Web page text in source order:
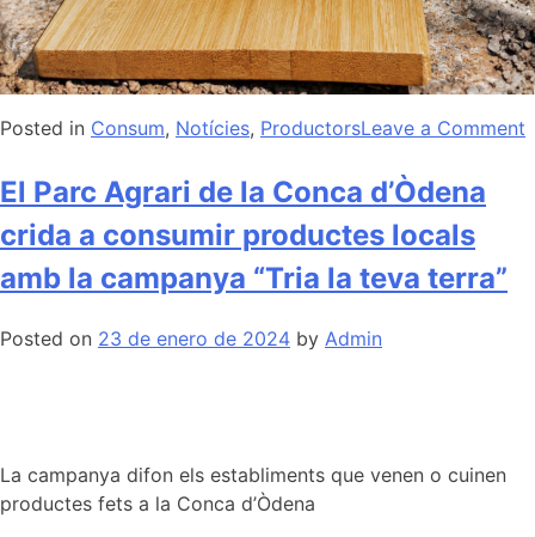
Posted in Consum, Notícies, ProductorsLeave a Comment
El Parc Agrari de la Conca d’Òdena
crida a consumir productes locals
amb la campanya “Tria la teva terra”
Posted on 23 de enero de 2024 by Admin
La campanya difon els establiments que venen o cuinen
productes fets a la Conca d’Òdena